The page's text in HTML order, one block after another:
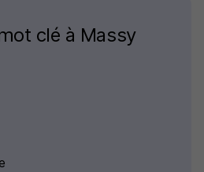
clé à Massy